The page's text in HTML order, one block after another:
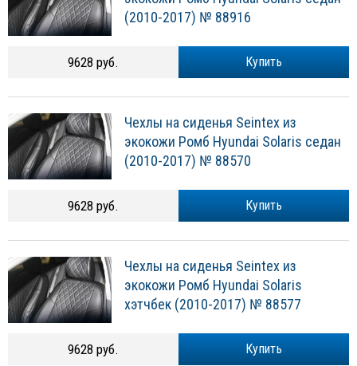
(2010-2017) № 88916
Купить
9628 руб.
Чехлы на сиденья Seintex из
экокожи Ромб Hyundai Solaris седан
(2010-2017) № 88570
Купить
9628 руб.
Чехлы на сиденья Seintex из
экокожи Ромб Hyundai Solaris
хэтчбек (2010-2017) № 88577
Купить
9628 руб.